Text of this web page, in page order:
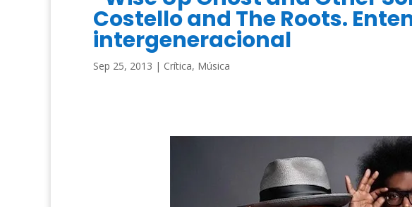
Costello and The Roots.
intergeneracional
Sep 25, 2013 | Crítica, Música